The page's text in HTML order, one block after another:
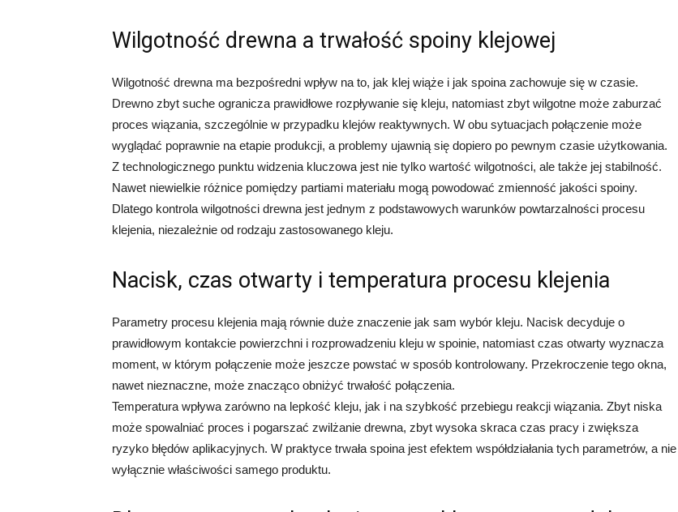
Wilgotność drewna a trwałość spoiny klejowej
Wilgotność drewna ma bezpośredni wpływ na to, jak klej wiąże i jak spoina zachowuje się w czasie.
Drewno zbyt suche ogranicza prawidłowe rozpływanie się kleju, natomiast zbyt wilgotne może zaburzać
proces wiązania, szczególnie w przypadku klejów reaktywnych. W obu sytuacjach połączenie może
wyglądać poprawnie na etapie produkcji, a problemy ujawnią się dopiero po pewnym czasie użytkowania.
Z technologicznego punktu widzenia kluczowa jest nie tylko wartość wilgotności, ale także jej stabilność.
Nawet niewielkie różnice pomiędzy partiami materiału mogą powodować zmienność jakości spoiny.
Dlatego kontrola wilgotności drewna jest jednym z podstawowych warunków powtarzalności procesu
klejenia, niezależnie od rodzaju zastosowanego kleju.
Nacisk, czas otwarty i temperatura procesu klejenia
Parametry procesu klejenia mają równie duże znaczenie jak sam wybór kleju. Nacisk decyduje o
prawidłowym kontakcie powierzchni i rozprowadzeniu kleju w spoinie, natomiast czas otwarty wyznacza
moment, w którym połączenie może jeszcze powstać w sposób kontrolowany. Przekroczenie tego okna,
nawet nieznaczne, może znacząco obniżyć trwałość połączenia.
Temperatura wpływa zarówno na lepkość kleju, jak i na szybkość przebiegu reakcji wiązania. Zbyt niska
może spowalniać proces i pogarszać zwilżanie drewna, zbyt wysoka skraca czas pracy i zwiększa
ryzyko błędów aplikacyjnych. W praktyce trwała spoina jest efektem współdziałania tych parametrów, a nie
wyłącznie właściwości samego produktu.